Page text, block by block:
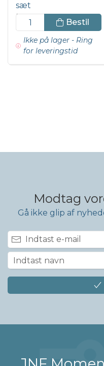
sæt
DKK 3.679,68 inkl.
moms
Bestil
Ikke på lager - Ring
for leveringstid
Modtag
Gå ikke glip af